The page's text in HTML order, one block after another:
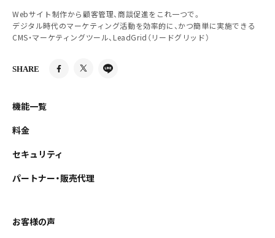
Webサイト制作から顧客管理、商談促進をこれ一つで。
デジタル時代のマーケティング活動を効率的に、かつ簡単に実施できる
CMS・マーケティングツール、LeadGrid（リードグリッド）
SHARE
機能一覧
料金
セキュリティ
パートナー・販売代理
お客様の声